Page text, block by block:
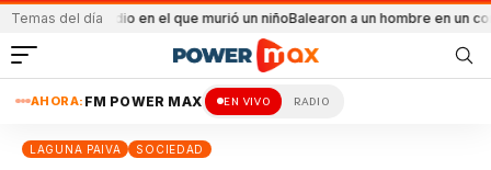
Temas del día
incendio en el que murió un niñoBalearon a un hombre en un conflicto
AHORA: FM POWER MAX EN VIVO RADIO
LAGUNA PAIVA SOCIEDAD